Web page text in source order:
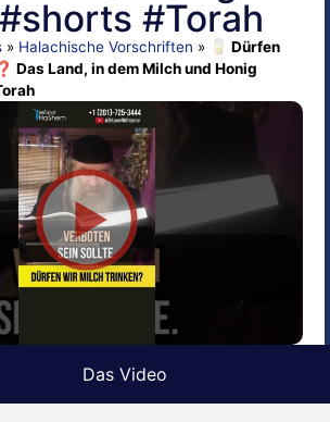
#Torah
» Halachische Vorschriften » 🥛 Dürfen
Das Land, in dem Milch und Honig
Das Video